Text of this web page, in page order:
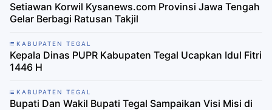
Setiawan Korwil Kysanews.com Provinsi Jawa Tengah
Gelar Berbagi Ratusan Takjil
KABUPATEN TEGAL
Kepala Dinas PUPR Kabupaten Tegal Ucapkan Idul Fitri
1446 H
KABUPATEN TEGAL
Bupati Dan Wakil Bupati Tegal Sampaikan Visi Misi di